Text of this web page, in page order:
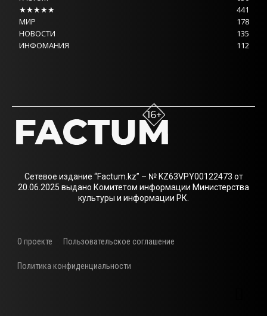
★★★★★
441
МИР
178
НОВОСТИ
135
ИНФОМАНИЯ
112
Сетевое издание “Factum.kz” – № KZ63VPY00122473 от
20.06.2025 выдано Комитетом информации Министерства
культуры и информации РК.
О проекте Пользовательское соглашение
Политика конфиденциальности